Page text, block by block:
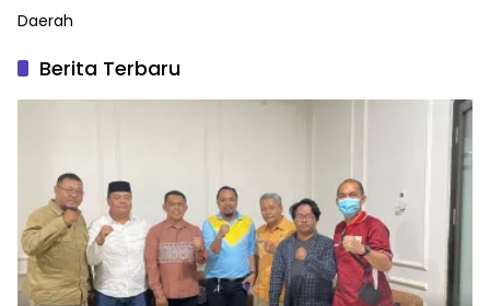
Daerah
Berita Terbaru